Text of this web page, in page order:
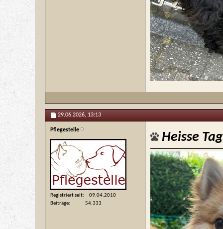
29.06.2026, 13:13
Pflegestelle
Registriert seit
09.04.2010
Beiträge
54.333
Heisse